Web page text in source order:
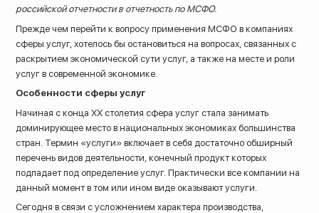
8 (800) 200-33-08
Бесплатный звонок по всей России
российской отчетности в отчетность по МСФО.
Прежде чем перейти к вопросу применения МСФО в компаниях
сферы услуг, хотелось бы остановиться на вопросах, связанных с
раскрытием экономической сути услуг, а также на месте и роли
услуг в современной экономике.
Особенности сферы услуг
Начиная с конца ХХ столетия сфера услуг стала занимать
доминирующее место в национальных экономиках большинства
стран. Термин «услуги» включает в себя достаточно обширный
перечень видов деятельности, конечный продукт которых
подпадает под определение услуг. Практически все компании на
данный момент в том или ином виде оказывают услуги.
Сегодня в связи с усложнением характера производства,